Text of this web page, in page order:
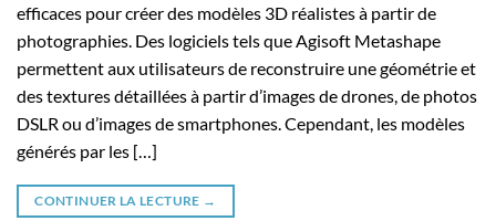
efficaces pour créer des modèles 3D réalistes à partir de
photographies. Des logiciels tels que Agisoft Metashape
permettent aux utilisateurs de reconstruire une géométrie et
des textures détaillées à partir d’images de drones, de photos
DSLR ou d’images de smartphones. Cependant, les modèles
générés par les […]
CONTINUER LA LECTURE →